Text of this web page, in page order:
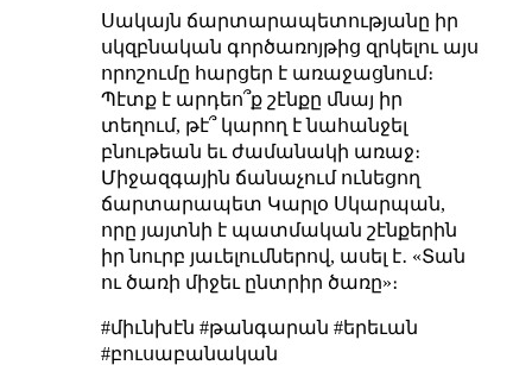
Սակայն ճարտարապետությանը իր
սկզբնական գործառոյթից զրկելու այս
որոշումը հարցեր է առաջացնում։
Պէտք է արդեո՞ք շէնքը մնայ իր
տեղում, թէ՞ կարող է նահանջել
բնութեան եւ ժամանակի առաջ։
Միջազգային ճանաչում ունեցող
ճարտարապետ Կարլօ Սկարպան,
որը յայտնի է պատմական շէնքերին
իր նուրբ յաւելումներով, ասել է․ «Տան
ու ծառի միջեւ ընտրիր ծառը»։
#միւնխէն #թանգարան #երեւան
#բուսաբանական